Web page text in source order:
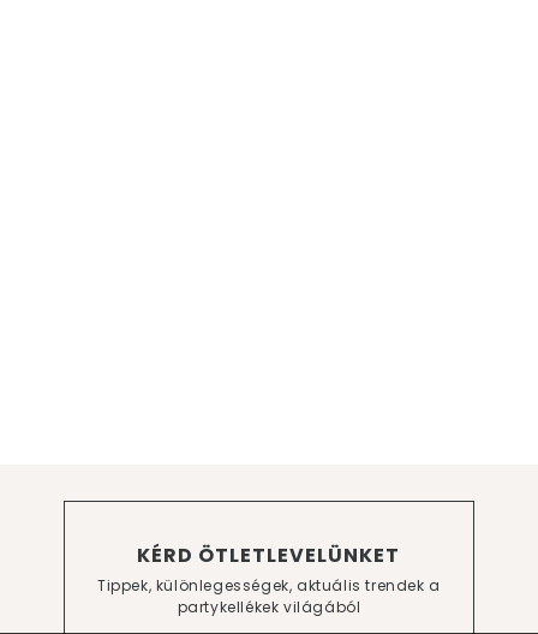
KÉRD ÖTLETLEVELÜNKET
Tippek, különlegességek, aktuális trendek a
partykellékek világából